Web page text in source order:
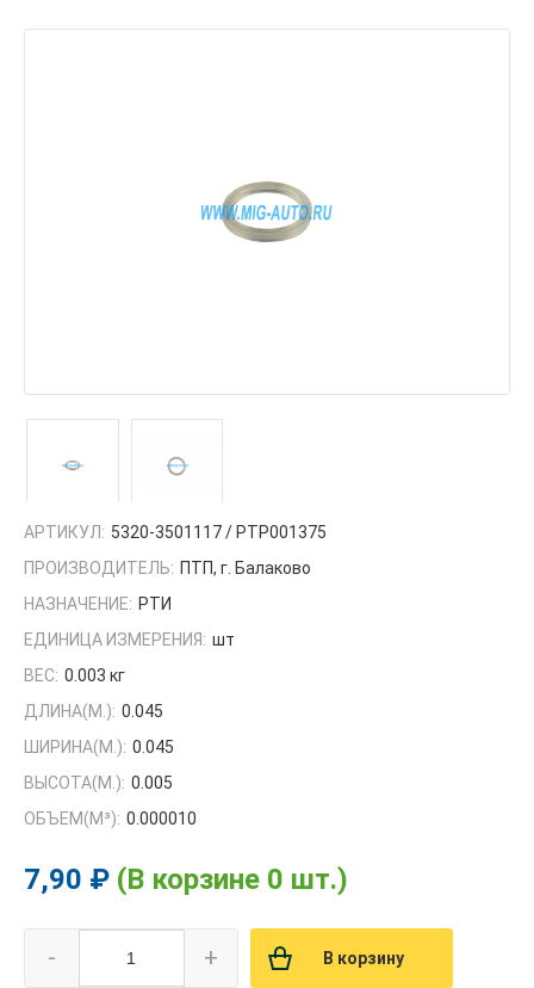
АРТИКУЛ: 5320-3501117 / РТР001375
ПРОИЗВОДИТЕЛЬ: ПТП, г. Балаково
НАЗНАЧЕНИЕ: РТИ
ЕДИНИЦА ИЗМЕРЕНИЯ: шт
ВЕС: 0.003 кг
ДЛИНА(М.): 0.045
ШИРИНА(М.): 0.045
ВЫСОТА(М.): 0.005
ОБЪЕМ(M³): 0.000010
7,90 ₽ (В корзине 0 шт.)
- + В корзину